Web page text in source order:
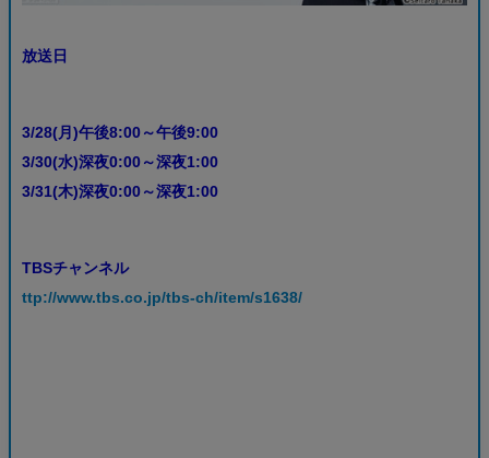
放送日
3/28(月)午後8:00～午後9:00
3/30(水)深夜0:00～深夜1:00
3/31(木)深夜0:00～深夜1:00
TBSチャンネル
ttp://www.tbs.co.jp/tbs-ch/item/s1638/